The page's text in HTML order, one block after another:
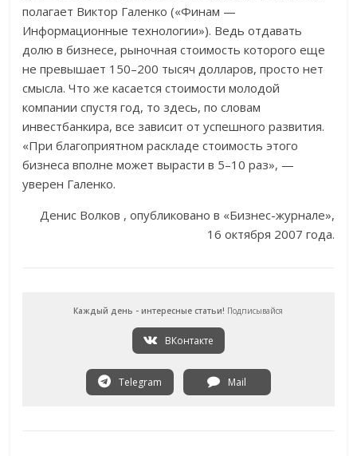
полагает Виктор Галенко («Финам —
Информационные технологии»). Ведь отдавать
долю в бизнесе, рыночная стоимость которого еще
не превышает 150–200 тысяч долларов, просто нет
смысла. Что же касается стоимости молодой
компании спустя год, то здесь, по словам
инвестбанкира, все зависит от успешного развития.
«При благоприятном раскладе стоимость этого
бизнеса вполне может вырасти в 5–10 раз», —
уверен Галенко.
Денис Волков , опубликовано в «Бизнес-журнале»,
16 октября 2007 года.
Каждый день - интересные статьи! Подписывайся
ВКонтакте
Telegram Mail